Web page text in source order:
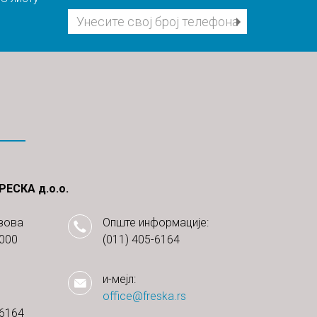
д.о.о.
Опште информације:
(011) 405-6164
и-мејл:
office@freska.rs